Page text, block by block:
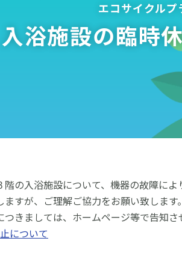
エコサイクルプ
入浴施設の臨時
の入浴施設について、機器の故障によ
すが、ご理解ご協力をお願い致します。
つきましては、ホームページ等で告知さ
について